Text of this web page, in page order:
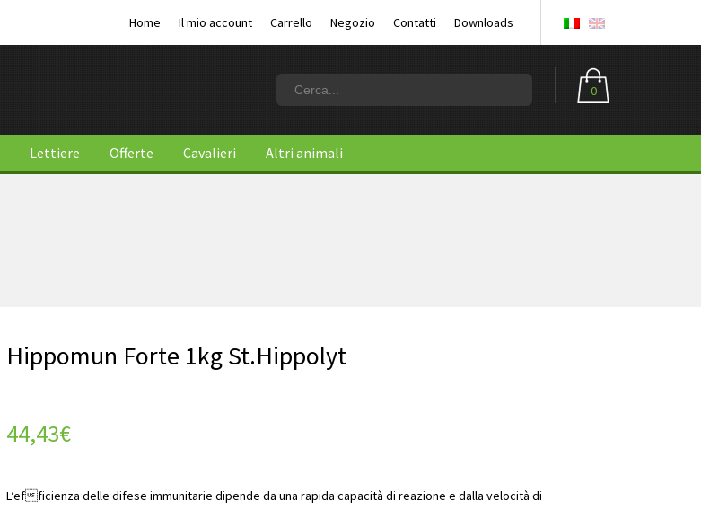
Home Il mio account Carrello Negozio Contatti Downloads
0
Lettiere Offerte Cavalieri Altri animali
Hippomun Forte 1kg St.Hippolyt
44,43€
L‘efficienza delle difese immunitarie dipende da una rapida capacità di reazione e dalla velocità di